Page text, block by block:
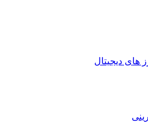
های دیجیتال